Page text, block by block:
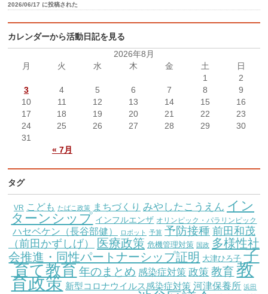
2026/06/17 に投稿された
カレンダーから活動日記を見る
2026年8月
月
火 水 木 金 土 日
« 7月
1
2
3
4 5 6 7 8
9
10
11 12 13 14 15
16
17
18 19 20 21 22
23
24
25 26 27 28 29
30
31
タグ
VR こども たばこ政策 まちづくり みやしたこうえん イン
ターンシップ インフルエンザ オリンピック・パラリンピック
ハセベケン（長谷部健） ロボット 予算 予防接種 前田和茂
（前田かずしげ）
医療政策 危機管理対策 国政 多様性社
会推進・同性パートナーシップ証明 大津ひろ子 子
育て教育 年のまとめ 感染症対策 政策 教育 教
育政策 新型コロナウイルス感染症対策 河津保養所 浜田